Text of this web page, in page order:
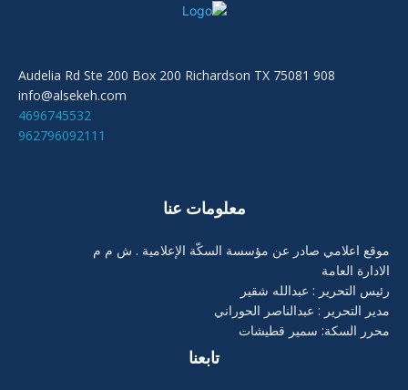
908 Audelia Rd Ste 200 Box 200 Richardson TX 75081
info@alsekeh.com
4696745532
962796092111
معلومات عنا
موقع اعلامي صادر عن مؤسسة السكّة الإعلامية . ش م م
الادارة العامة
رئيس التحرير : عبدالله شقير
مدير التحرير : عبدالناصر الحوراني
محرر السكة: سمير قطيشات
تابعنا